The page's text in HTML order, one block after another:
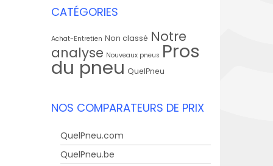
CATÉGORIES
Achat-Entretien Non classé Notre
analyse Nouveaux pneus Pros
du pneu QuelPneu
NOS COMPARATEURS DE PRIX
QuelPneu.com
QuelPneu.be